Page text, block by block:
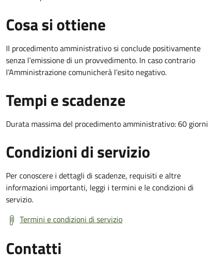
Cosa si ottiene
Il procedimento amministrativo si conclude positivamente
senza l’emissione di un provvedimento. In caso contrario
l’Amministrazione comunicherà l’esito negativo.
Tempi e scadenze
Durata massima del procedimento amministrativo: 60 giorni
Condizioni di servizio
Per conoscere i dettagli di scadenze, requisiti e altre
informazioni importanti, leggi i termini e le condizioni di
servizio.
Termini e condizioni di servizio
Contatti